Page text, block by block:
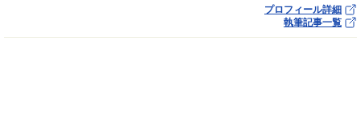
プロフィール詳細
執筆記事一覧